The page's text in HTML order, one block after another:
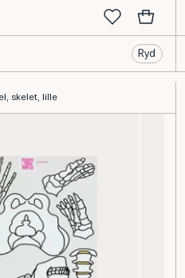
Ryd
skelet, lille